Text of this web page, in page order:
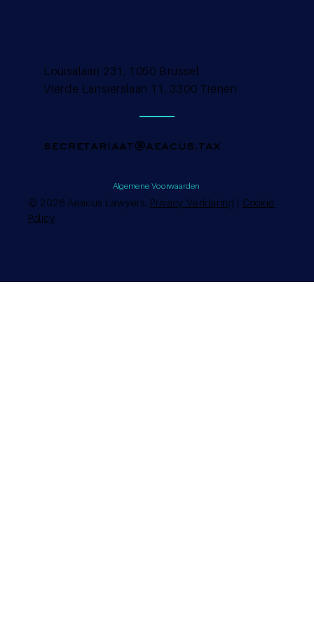
© 2026 Aeacus Lawyers. Privacy Verklaring | Cookie
Policy
secretariaat@aeacus.tax
Louisalaan 231, 1050 Brussel
Vierde Lansierslaan 11, 3300 Tienen
Algemene Voorwaarden